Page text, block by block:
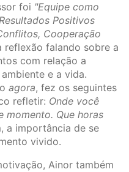
foi "Equipe como
Positivos
Cooperação
reflexão falando sobre a
com relação a
e a vida.
agora, fez os seguintes
refletir: Onde você
momento. Que horas
a importância de se
vivido.
Ainor também